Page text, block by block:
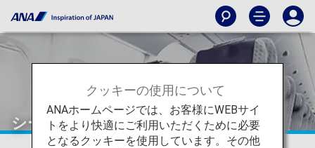
シートマップ
クッキーの使用について
ANAホームページでは、お客様にWEBサイ
トをより快適にご利用いただくために必要
となるクッキーを使用しています。その他